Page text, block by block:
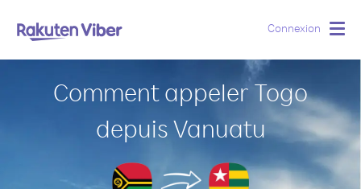
Connexion
Comment appeler Togo
depuis Vanuatu